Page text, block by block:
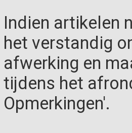
Indien artikelen
het verstandig
afwerking en
tijdens het
Opmerkingen'.